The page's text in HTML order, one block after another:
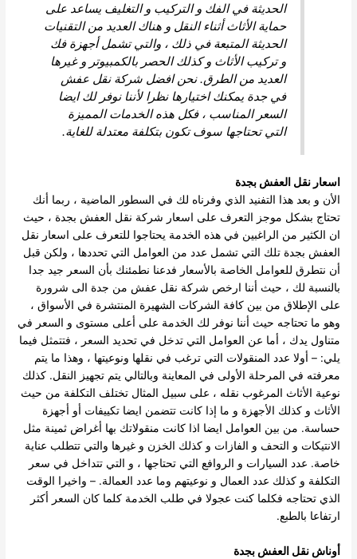
الحديثة في الفك و التركيب و التغليف يساعد على
حماية الأثاث أثناء النقل و هناك العديد من التقنيات
الحديثة المتبعة في ذلك ، والتي تشمل أجهزة فك
و تركيب الأثاث و كذلك الحصر بالكمبيوتر و غيرها
العديد من الطرق. نحن افضل شركة نقل عفش
في جدة يمكنك اختيارها نظرا لأننا نوفر لك ايضا
السعر المناسب ، فكل هذه الخدمات المميزة
التي تحتاجها سوف تكون بتكلفة معتدلة للغاية.
اسعار نقل العفش بجدة
الأن و بعد هذا التفنيد الذي وفرناه لك في السطور الماضية ، ربما أنك
تحتاج بشكل موجز التعرف على اسعار شركة نقل العفش بجدة ، حيث
ان الكثير من الراغبين في هذه الخدمة يحتاجوا للتعرف على اسعار نقل
العفش بجدة تلك التي تشمل عدد من العوامل التي تحددها ، ولكن قبل
أن نتطرق للعوامل الخاصة بالأسعار فدعنا نطمئنك بأن السعر جيد جدا
بالنسبة لك ، حيث أننا ارخص شركة نقل عفش من جدة الى شرورة
على الإطلاق من بين كافة الشركات الشهيرة المنتشرة في الأسواق ،
وهو ما تحتاجه حيث أننا نوفر لك الخدمة على أعلى مستوى و السعر في
متناول يدك ، أما عن العوامل التي تدخل في تحديد السعر ، فتتمثل فيما
يلي: – أولا عدد المنقولات التي ترغب في نقلها ونوعيتها ، وهذا ما يتم
معرفته في المرحلة الأولى في المعاينة وبالتالي يتم تجهيز النقل.كذلك
نوعية الأثاث المرغوب نقله ، على سبيل المثال تختلف التكلفة من حيث
الأثاث و كذلك الأجهزة و ما إذا كانت تتضمن ايضا تكييفات أو أجهزة
حساسة. من بين العوامل ايضا اذا كانت منقولاتك بها أغراض ثمينة مثل
الانتيكات و التحف و الفازات و كذلك الخزن و غيرها والتي تتطلب عناية
خاصة. عدد السيارات و الروافع التي تحتاجها ، و التي تتداخل في سعر
التكلفة و كذلك عدد العمال و نوعيتهم وما عدد العمالة. – واخيرا الوقت
الذي تحتاجه فكلما كنت عجولا في طلب الخدمة كلما كان السعر أكثر
ارتفاعا بالطبع.
أوناش نقل العفش بجدة